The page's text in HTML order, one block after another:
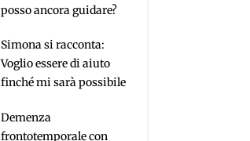
posso ancora guidare?
Simona si racconta:
Voglio essere di aiuto
finché mi sarà possibile
Demenza
frontotemporale con